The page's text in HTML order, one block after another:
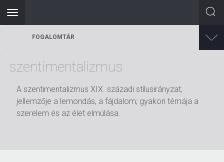
Toggle
navigation
FOGALOMTÁR
szentimentalizmus
A szentimentalizmus XIX. századi stílusirányzat,
jellemzője a lemondás, a fájdalom; gyakori témája a
szerelem és az élet elmúlása.